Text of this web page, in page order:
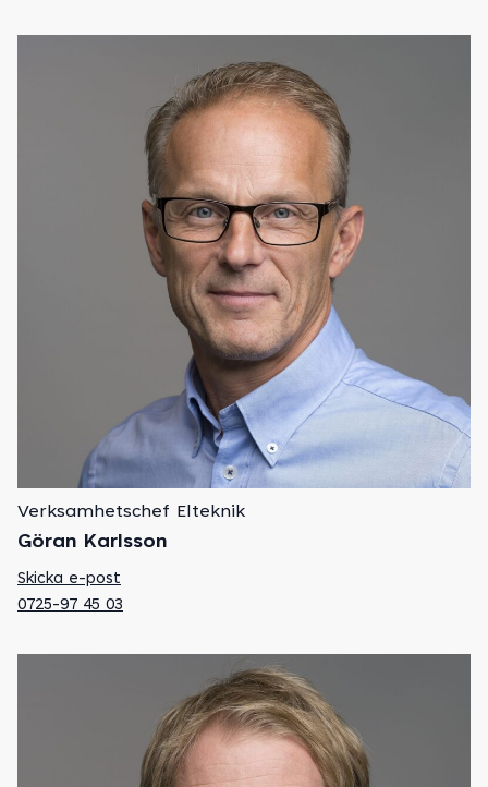
Verksamhetschef Elteknik
Göran Karlsson
Skicka e-post
0725-97 45 03